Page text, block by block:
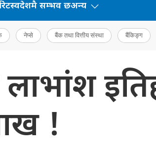
स्वदेशमै सम्भव छअन्य
नेप्से बैंक तथा वित्तीय संस्था बैंकिङ्ग
लाभांश
!